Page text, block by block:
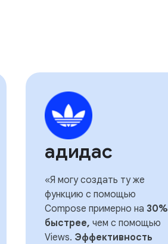
адидас
«Я могу создать ту же
функцию с помощью
Compose примерно на 30%
быстрее, чем с помощью
Views. Эффективность